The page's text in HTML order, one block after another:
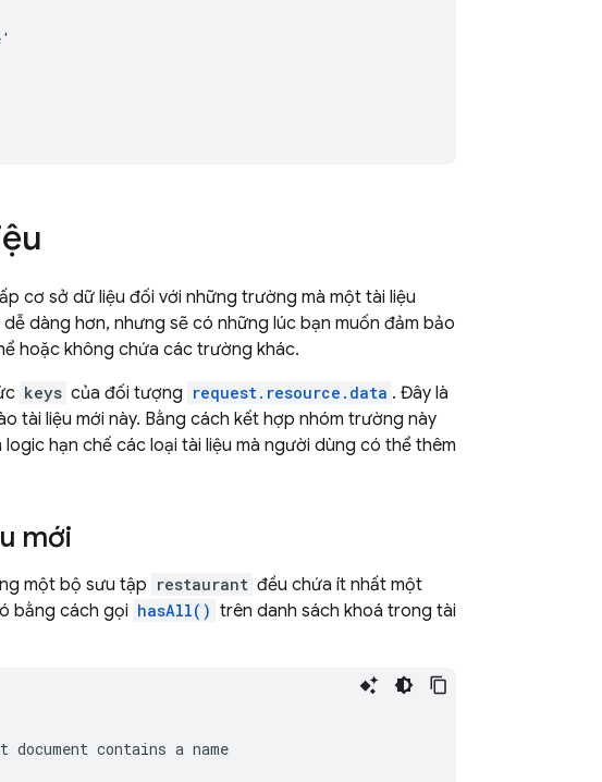
cơ sở dữ liệu đối với những trường mà một tài liệu
dàng hơn, nhưng sẽ có những lúc bạn muốn đảm bảo
hoặc không chứa các trường khác.
keys của đối tượng request.resource.data . Đây là
tài liệu mới này. Bằng cách kết hợp nhóm trường này
hạn chế các loại tài liệu mà người dùng có thể thêm
mới
một bộ sưu tập restaurant đều chứa ít nhất một
bằng cách gọi hasAll() trên danh sách khoá trong tài
document contains a name